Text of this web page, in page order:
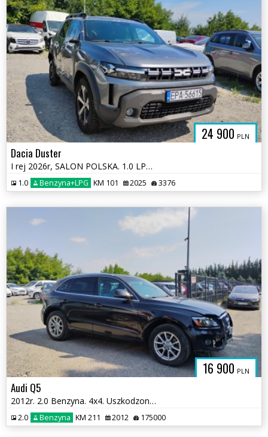
24 900 PLN
Dacia Duster
I rej 2026r, SALON POLSKA. 1.0 LPG. Uszkodzony. Poobijany.
1.0 Benzyna+LPG KM 101 2025 3376
16 900 PLN
Audi Q5
2012r. 2.0 Benzyna. 4x4. Uszkodzony przód i przetarty lewy bok. Jeździ
2.0 Benzyna KM 211 2012 175000